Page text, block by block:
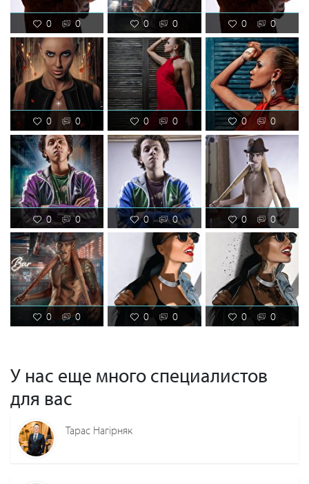
0 0 0 0 0 0
0 0 0 0 0 0
0 0 0 0 0 0
0 0 0 0 0 0
У нас еще много специалистов
для вас
Тарас Нагірняк